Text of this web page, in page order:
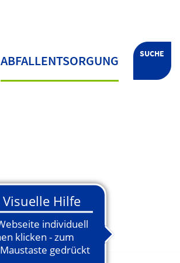
SUCHE
ABFALLENTSORGUNG